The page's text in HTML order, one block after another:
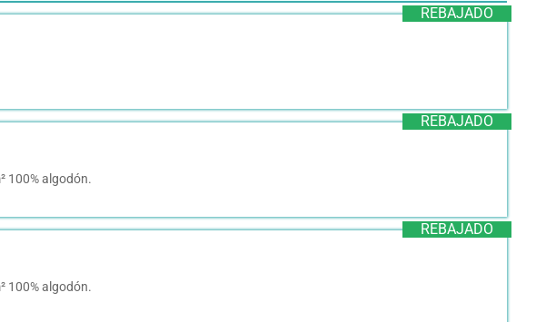
REBAJADO
REBAJADO
100% algodón.
REBAJADO
100% algodón.